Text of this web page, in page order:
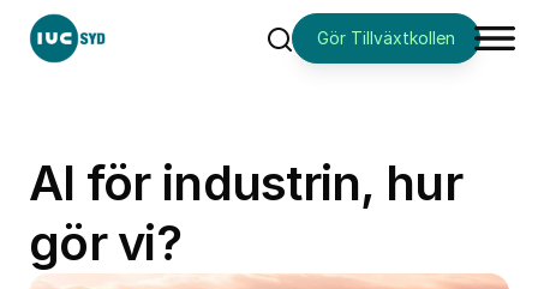
SökGör Tillväxtkollen
AI för industrin, hur
gör vi?